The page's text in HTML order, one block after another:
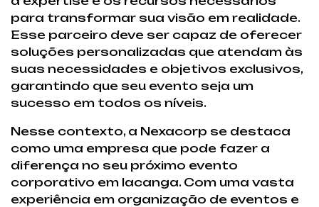
para transformar sua visão em realidade.
Esse parceiro deve ser capaz de oferecer
soluções personalizadas que atendam às
suas necessidades e objetivos exclusivos,
garantindo que seu evento seja um
sucesso em todos os níveis.
Nesse contexto, a Nexacorp se destaca
como uma empresa que pode fazer a
diferença no seu próximo evento
corporativo em Iacanga. Com uma vasta
experiência em organização de eventos e